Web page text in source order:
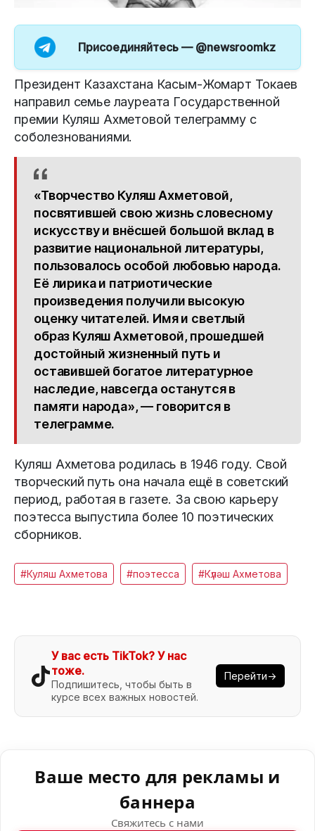
Присоединяйтесь — @newsroomkz
Президент Казахстана Касым-Жомарт Токаев
направил семье лауреата Государственной
премии Куляш Ахметовой телеграмму с
соболезнованиями.
«Творчество Куляш Ахметовой,
посвятившей свою жизнь словесному
искусству и внёсшей большой вклад в
развитие национальной литературы,
пользовалось особой любовью народа.
Её лирика и патриотические
произведения получили высокую
оценку читателей. Имя и светлый
образ Куляш Ахметовой, прошедшей
достойный жизненный путь и
оставившей богатое литературное
наследие, навсегда останутся в
памяти народа», — говорится в
телеграмме.
Куляш Ахметова родилась в 1946 году. Свой
творческий путь она начала ещё в советский
период, работая в газете. За свою карьеру
поэтесса выпустила более 10 поэтических
сборников.
#Куляш Ахметова #поэтесса #Күләш Ахметова
У вас есть TikTok? У нас
тоже.
Подпишитесь, чтобы быть в
курсе всех важных новостей.
Перейти→
Ваше место для рекламы и
баннера
Свяжитесь с нами